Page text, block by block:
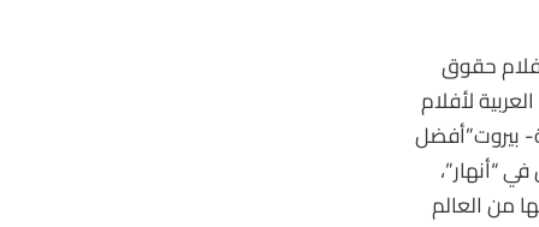
لأفلام حقوق
لأفلام
بيروت”أفضل
“أنهار”،
من العالم